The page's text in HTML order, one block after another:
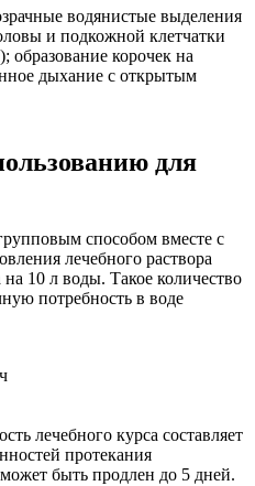
водянистые выделения
и подкожной клетчатки
образование корочек на
дыхание с открытым
для
способом вместе с
лечебного раствора
10 л воды. Такое количество
потребность в воде
лечебного курса составляет
протекания
быть продлен до 5 дней.